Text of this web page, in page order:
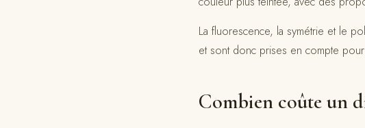
La fluorescence, la symétrie et le
et sont donc prises en compte pour
Combien coûte un